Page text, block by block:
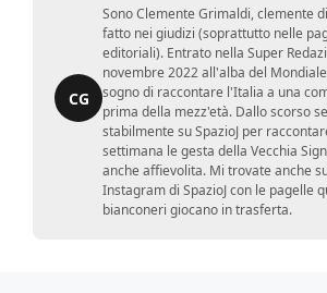
CG
Sono Clemente Grimaldi, clemente
fatto nei giudizi (soprattutto nelle
editoriali). Entrato nella Super
novembre 2022 all'alba del
sogno di raccontare l'Italia a una
prima della mezz'età. Dallo scorso
stabilmente su SpazioJ per
settimana le gesta della Vecchia
anche affievolita. Mi trovate anche
Instagram di SpazioJ con le pagelle
bianconeri giocano in trasferta.